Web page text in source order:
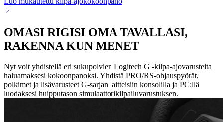
OMASI RIGISI OMA TAVALLASI,
RAKENNA KUN MENET
Nyt voit yhdistellä eri sukupolvien Logitech G -kilpa-ajovarusteita
haluamaksesi kokoonpanoksi. Yhdistä PRO/RS-ohjauspyörät,
polkimet ja lisävarusteet G-sarjan laitteisiin konsolilla ja PC:llä
luodaksesi huipputason simulaattorikilpailuvarustuksen.